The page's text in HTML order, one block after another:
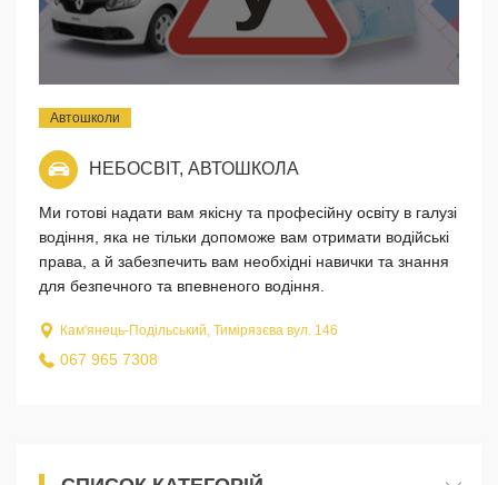
Автошколи
НЕБОСВІТ, АВТОШКОЛА
Ми готові надати вам якісну та професійну освіту в галузі
водіння, яка не тільки допоможе вам отримати водійські
права, а й забезпечить вам необхідні навички та знання
для безпечного та впевненого водіння.
Кам'янець-Подільський, Тимірязєва вул. 146
067 965 7308